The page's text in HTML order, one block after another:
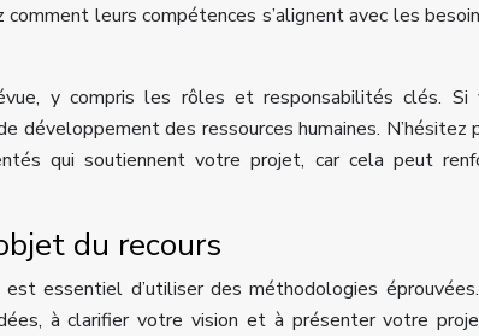
leurs compétences s’alignent avec les
y compris les rôles et responsabilités clés. Si
développement des ressources humaines. N’hésitez
qui soutiennent votre projet, car cela peut
du recours
essentiel d’utiliser des méthodologies
à clarifier votre vision et à présenter votre